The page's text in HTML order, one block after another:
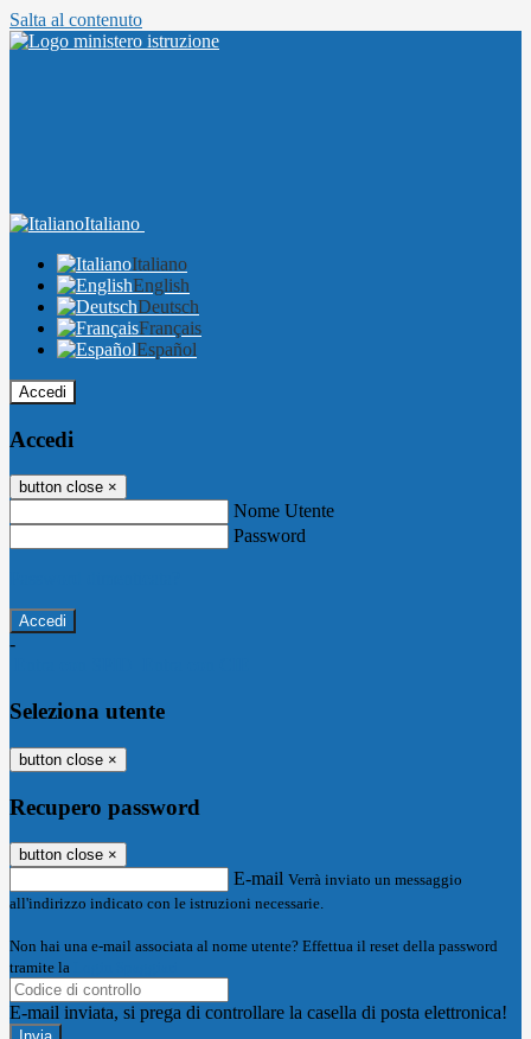
Salta al contenuto
Italiano
Italiano
English
Deutsch
Français
Español
Accedi
Accedi
button close ×
Nome Utente
Password
-
Seleziona utente
button close ×
Recupero password
button close ×
E-mail Verrà inviato un messaggio
all'indirizzo indicato con le istruzioni necessarie.
Non hai una e-mail associata al nome utente? Effettua il reset della password
tramite la
E-mail inviata, si prega di controllare la casella di posta elettronica!